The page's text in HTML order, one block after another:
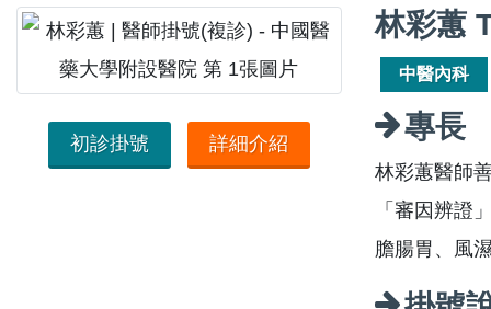
初診掛號 詳細介紹
林彩蕙
中醫內科
專長
林彩蕙醫師
「審因辨證
膽腸胃、風